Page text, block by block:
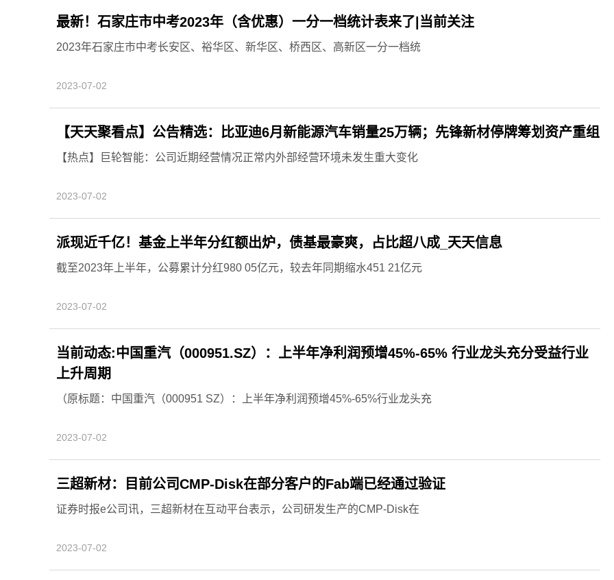
最新！石家庄市中考2023年（含优惠）一分一档统计表来了|当前关注
2023年石家庄市中考长安区、裕华区、新华区、桥西区、高新区一分一档统
2023-07-02
【天天聚看点】公告精选：比亚迪6月新能源汽车销量25万辆；先锋新材停牌筹划资产重组
【热点】巨轮智能：公司近期经营情况正常内外部经营环境未发生重大变化
2023-07-02
派现近千亿！基金上半年分红额出炉，债基最豪爽，占比超八成_天天信息
截至2023年上半年，公募累计分红980 05亿元，较去年同期缩水451 21亿元
2023-07-02
当前动态:中国重汽（000951.SZ）：上半年净利润预增45%-65% 行业龙头充分受益行业
上升周期
（原标题：中国重汽（000951 SZ）：上半年净利润预增45%-65%行业龙头充
2023-07-02
三超新材：目前公司CMP-Disk在部分客户的Fab端已经通过验证
证券时报e公司讯，三超新材在互动平台表示，公司研发生产的CMP-Disk在
2023-07-02